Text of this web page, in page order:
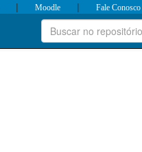
| Moodle | Fale Conosco